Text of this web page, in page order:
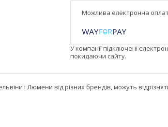
У компанії підключені
покидаючи сайту.
і Люмени від різних брендів, можуть